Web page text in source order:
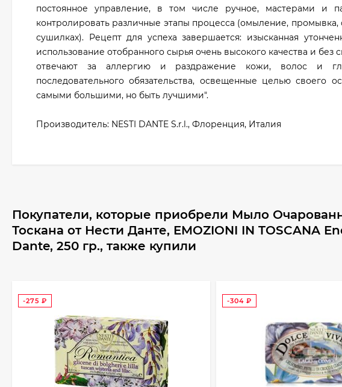
постоянное управление, в том числе ручное, мастерами и
контролировать различные этапы процесса (омыление,
сушилках). Рецепт для успеха завершается: изысканная
использование отобранного сырья очень высокого качества и
отвечают за аллергию и раздражение кожи, волос и
последовательного обязательства, освещенные целью своего
самыми большими, но быть лучшими".
Производитель: NESTI DANTE S.r.l., Флоренция, Италия
Покупатели, которые приобрели Мыло
Тоскана от Нести Данте, EMOZIONI IN TOSCANA
Dante, 250 гр., также купили
-275 ₽ -304₽